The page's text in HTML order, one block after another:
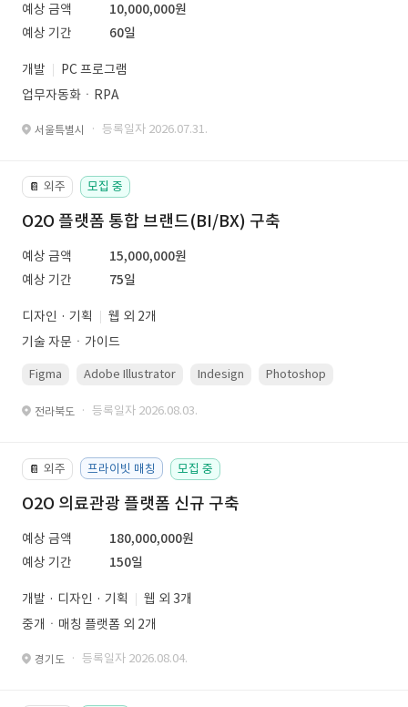
예상 금액
10,000,000원
예상 기간
60일
개발
PC 프로그램
업무자동화ㆍRPA
서울특별시 · 등록일자 2026.07.31.
📔 외주 모집 중
O2O 플랫폼 통합 브랜드(BI/BX) 구축
예상 금액
15,000,000원
예상 기간
75일
디자인 · 기획
웹 외 2개
기술 자문ㆍ가이드
Figma Adobe Illustrator Indesign Photoshop
전라북도 · 등록일자 2026.08.03.
📔 외주 프라이빗 매칭 모집 중
O2O 의료관광 플랫폼 신규 구축
예상 금액
180,000,000원
예상 기간
150일
개발 · 디자인 · 기획
웹 외 3개
중개ㆍ매칭 플랫폼 외 2개
경기도 · 등록일자 2026.08.04.